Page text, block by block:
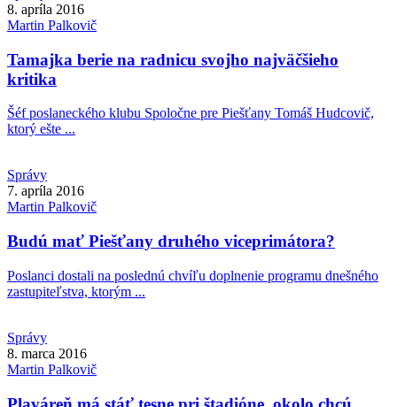
8. apríla 2016
Martin Palkovič
Tamajka berie na radnicu svojho najväčšieho
kritika
Šéf poslaneckého klubu Spoločne pre Piešťany Tomáš Hudcovič,
ktorý ešte ...
Správy
7. apríla 2016
Martin Palkovič
Budú mať Piešťany druhého viceprimátora?
Poslanci dostali na poslednú chvíľu doplnenie programu dnešného
zastupiteľstva, ktorým ...
Správy
8. marca 2016
Martin Palkovič